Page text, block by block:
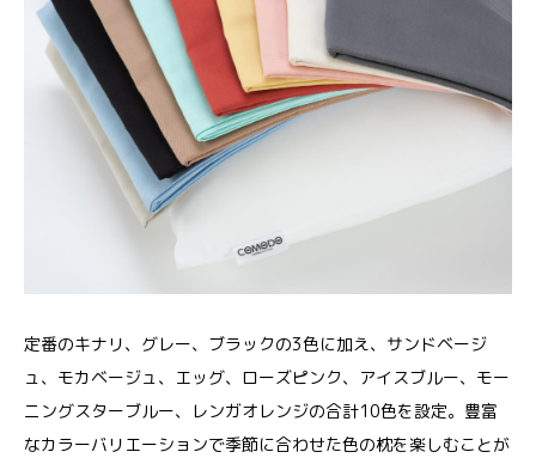
定番のキナリ、グレー、ブラックの3色に加え、サンドベージ
ュ、モカベージュ、エッグ、ローズピンク、アイスブルー、モー
ニングスターブルー、レンガオレンジの合計10色を設定。豊富
なカラーバリエーションで季節に合わせた色の枕を楽しむことが